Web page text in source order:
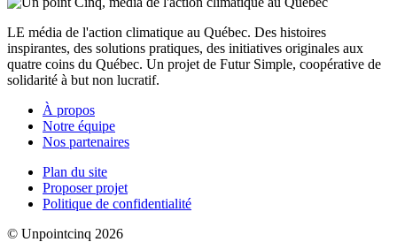
LE média de l'action climatique au Québec. Des histoires
inspirantes, des solutions pratiques, des initiatives originales aux
quatre coins du Québec. Un projet de Futur Simple, coopérative de
solidarité à but non lucratif.
À propos
Notre équipe
Nos partenaires
Plan du site
Proposer projet
Politique de confidentialité
© Unpointcinq 2026